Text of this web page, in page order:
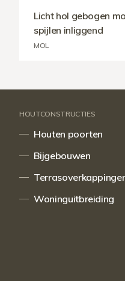
Licht hol gebogen
spijlen inliggend
MOL
HOUTCONSTRUCTIES
Houten poorten
Bijgebouwen
Woninguitbreiding